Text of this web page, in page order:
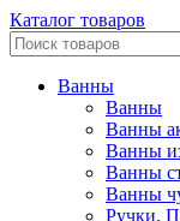
Каталог товаров
Ванны
Ванны
Ванны
Ванны
Ванны
Ванны
Ручки,